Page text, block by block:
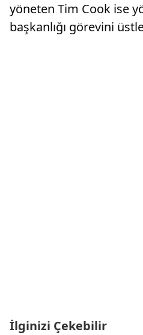
yöneten Tim Cook ise
başkanlığı görevini
İlginizi Çekebilir